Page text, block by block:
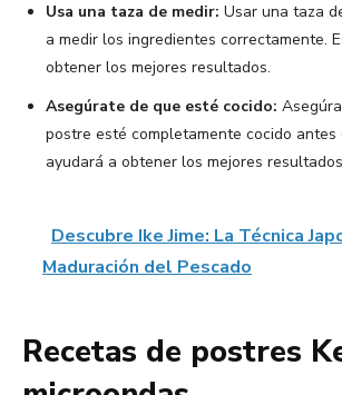
Usa una taza de medir: Usar una taza
a medir los ingredientes correctamente.
obtener los mejores resultados.
Asegúrate de que esté cocido:
postre esté completamente cocido antes
ayudará a obtener los mejores
Descubre Ike Jime: La Técnica
Maduración del Pescado
Recetas de postres